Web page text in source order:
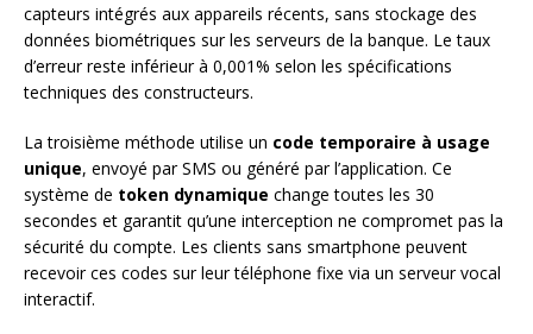
capteurs intégrés aux appareils récents, sans stockage des
données biométriques sur les serveurs de la banque. Le taux
d’erreur reste inférieur à 0,001% selon les spécifications
techniques des constructeurs.
La troisième méthode utilise un code temporaire à usage
unique, envoyé par SMS ou généré par l’application. Ce
système de token dynamique change toutes les 30
secondes et garantit qu’une interception ne compromet pas la
sécurité du compte. Les clients sans smartphone peuvent
recevoir ces codes sur leur téléphone fixe via un serveur vocal
interactif.